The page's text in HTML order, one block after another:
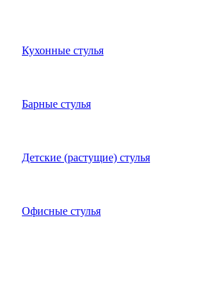
Кухонные стулья
Барные стулья
Детские (растущие) стулья
Офисные стулья